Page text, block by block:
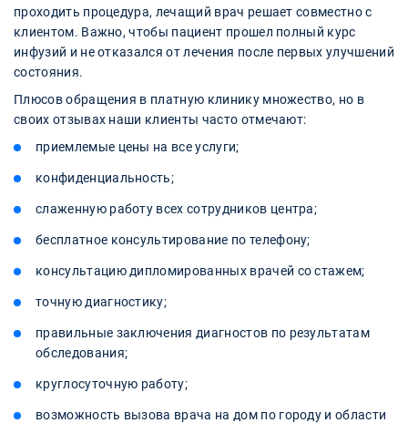
проходить процедура, лечащий врач решает совместно с
клиентом. Важно, чтобы пациент прошел полный курс
инфузий и не отказался от лечения после первых улучшений
состояния.
Плюсов обращения в платную клинику множество, но в
своих отзывах наши клиенты часто отмечают:
приемлемые цены на все услуги;
конфиденциальность;
слаженную работу всех сотрудников центра;
бесплатное консультирование по телефону;
консультацию дипломированных врачей со стажем;
точную диагностику;
правильные заключения диагностов по результатам
обследования;
круглосуточную работу;
возможность вызова врача на дом по городу и области